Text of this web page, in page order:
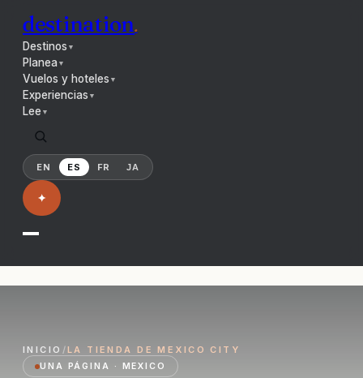
destination.
Destinos ▼
Planea▼
Vuelos y hoteles ▼
Experiencias ▼
Lee ▼
EN ES FR JA
✦
INICIO /LA TIENDA DE MEXICO CITY
UNA PÁGINA · MEXICO